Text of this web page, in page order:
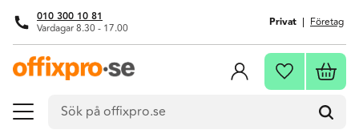
Meny
010 300 10 81
Vardagar 8.30 - 17.00 Privat Företag
Favoriter